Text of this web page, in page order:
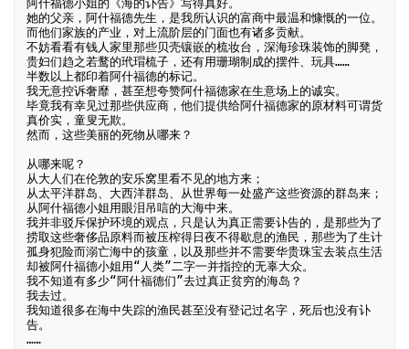
阿什福德小姐的《海的讣告》写得真好。
她的父亲，阿什福德先生，是我所认识的富商中最温和慷慨的一位。
而他们家族的产业，对上流阶层的门面也有诸多贡献。
不妨看看有钱人家里那些贝壳镶嵌的梳妆台，深海珍珠装饰的脚凳，
贵妇们趋之若鹜的玳瑁梳子，还有用珊瑚制成的摆件、玩具……
半数以上都印着阿什福德的标记。
我无意控诉奢靡，甚至想夸赞阿什福德家在生意场上的诚实。
毕竟我有幸见过那些供应商，他们提供给阿什福德家的原材料可谓货
真价实，童叟无欺。
然而，这些美丽的死物从哪来？
从哪来呢？
从大人们在伦敦的安乐窝里看不见的地方来；
从太平洋群岛、大西洋群岛、从世界每一处盛产这些资源的群岛来；
从阿什福德小姐用眼泪吊唁的大海中来。
我并非驳斥保护环境的观点，只是认为真正需要讣告的，是那些为了
捞取这些奢侈品原料而被压榨得日夜不得歇息的渔民，那些为了生计
孤身犯险而溺亡海中的孩童，以及那些并不需要华贵珠宝去装点生活
却被阿什福德小姐用“人类”二字一并指控的无辜大众。
我不知道有多少“阿什福德们”去过真正贫穷的海岛？
我去过。
我知道很多在海中失踪的渔民甚至没有登记过名字，死后也没有讣
告。
……